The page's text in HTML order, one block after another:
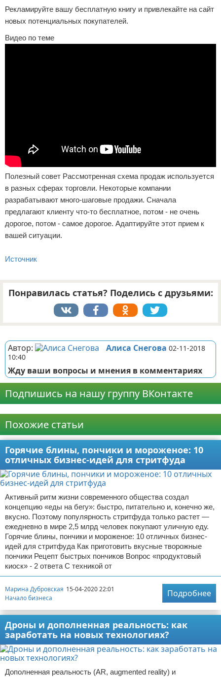
Рекламируйте вашу бесплатную книгу и привлекайте на сайт
новых потенциальных покупателей.
Видео по теме
Полезный совет Рассмотренная схема продаж используется
в разных сферах торговли. Некоторые компании
разрабатывают много-шаговые продажи. Сначала
предлагают клиенту что-то бесплатное, потом - не очень
дорогое, потом - самое дорогое. Адаптируйте этот прием к
вашей ситуации.
Источник
Понравилась статья? Поделись с друзьями:
Автор: Алиса Снегова 02-11-2018
10:40
Жду ваши вопросы и мнения в комментариях
Подпишись на нашу группу ВКонтакте
Похожие статьи
Горячие блины, пончики и мороженое: 10
отличных бизнес-идей для стритфуда
Активный ритм жизни современного общества создал
концепцию «еды на бегу»: быстро, питательно и, конечно же,
вкусно. Поэтому популярность стритфуда только растет —
ежедневно в мире 2,5 млрд человек покупают уличную еду.
Горячие блины, пончики и мороженое: 10 отличных бизнес-
идей для стритфуда Как приготовить вкусные творожные
пончики Рецепт быстрых пончиков Вопрос «продуктовый
киоск» - 2 ответа С техникой от
Марина Дубровская 15-04-2020 22:01
Начало бизнеса
Подробнее
Дроны и дополненная реальность: как
заработать на новых технологиях?
Дополненная реальность (AR, augmented reality) и